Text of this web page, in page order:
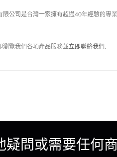
限公司是台灣一家擁有超過40年經驗的專
瀏覽我們各項產品服務並立即聯絡我們
疑問或需要任何